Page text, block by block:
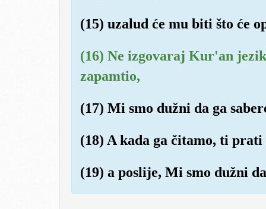
(15) uzalud će mu biti što će
(16) Ne izgovaraj Kur'an
zapamtio,
(17) Mi smo dužni da ga
(18) A kada ga čitamo, ti
(19) a poslije, Mi smo dužni